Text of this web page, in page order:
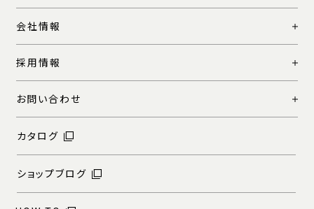
会社情報
採用情報
お問い合わせ
カタログ
ショップブログ